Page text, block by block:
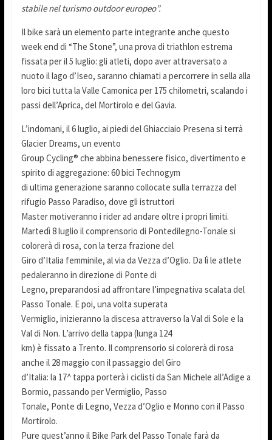
stabile nel turismo outdoor europeo”.
Il bike sarà un elemento parte integrante anche questo
week end di “The Stone”, una prova di triathlon estrema
fissata per il 5 luglio: gli atleti, dopo aver attraversato a
nuoto il lago d’Iseo, saranno chiamati a percorrere in sella alla
loro bici tutta la Valle Camonica per 175 chilometri, scalando i
passi dell’Aprica, del Mortirolo e del Gavia.
L’indomani, il 6 luglio, ai piedi del Ghiacciaio Presena si terrà
Glacier Dreams, un evento
Group Cycling® che abbina benessere fisico, divertimento e
spirito di aggregazione: 60 bici Technogym
di ultima generazione saranno collocate sulla terrazza del
rifugio Passo Paradiso, dove gli istruttori
Master motiveranno i rider ad andare oltre i propri limiti.
Martedì 8 luglio il comprensorio di Pontedilegno-Tonale si
colorerà di rosa, con la terza frazione del
Giro d’Italia femminile, al via da Vezza d’Oglio. Da lì le atlete
pedaleranno in direzione di Ponte di
Legno, preparandosi ad affrontare l’impegnativa scalata del
Passo Tonale. E poi, una volta superata
Vermiglio, inizieranno la discesa attraverso la Val di Sole e la
Val di Non. L’arrivo della tappa (lunga 124
km) è fissato a Trento. Il comprensorio si colorerà di rosa
anche il 28 maggio con il passaggio del Giro
d’Italia: la 17^ tappa porterà i ciclisti da San Michele all’Adige a
Bormio, passando per Vermiglio, Passo
Tonale, Ponte di Legno, Vezza d’Oglio e Monno con il Passo
Mortirolo.
Pure quest’anno il Bike Park del Passo Tonale farà da